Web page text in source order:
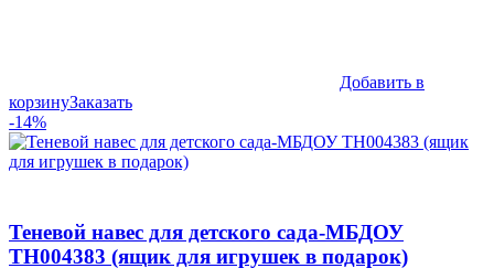
Добавить в
корзинуЗаказать
-14%
Теневой навес для детского сада-МБДОУ
ТН004383 (ящик для игрушек в подарок)